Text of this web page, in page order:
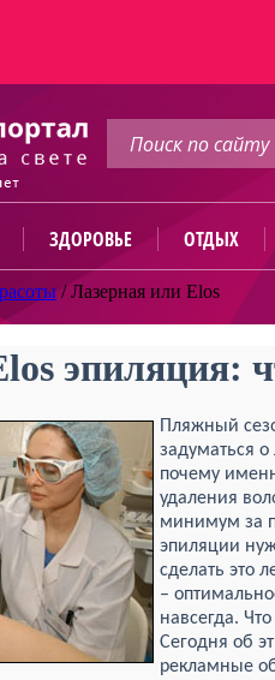
ЗДОРОВЬЕ ОТДЫХ
/Лазерная или Elos
эпиляция:
Пляжный
задуматься
почему
удаления
минимум за
эпиляции
сделать это
–
навсегда.
Сегодня об
рекламные